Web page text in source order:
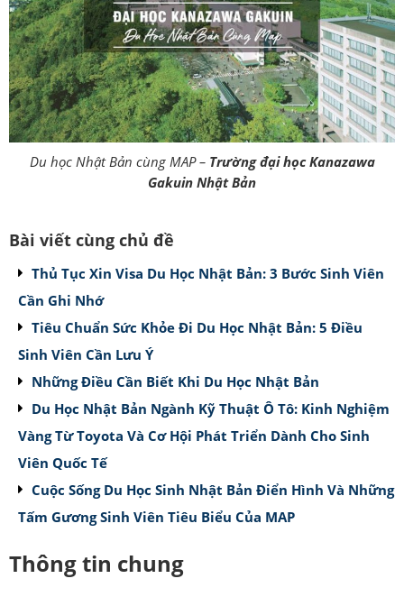
Du học Nhật Bản cùng MAP – Trường đại học Kanazawa
Gakuin Nhật Bản
Bài viết cùng chủ đề
Thủ Tục Xin Visa Du Học Nhật Bản: 3 Bước Sinh Viên
Cần Ghi Nhớ
Tiêu Chuẩn Sức Khỏe Đi Du Học Nhật Bản: 5 Điều
Sinh Viên Cần Lưu Ý
Những Điều Cần Biết Khi Du Học Nhật Bản
Du Học Nhật Bản Ngành Kỹ Thuật Ô Tô: Kinh Nghiệm
Vàng Từ Toyota Và Cơ Hội Phát Triển Dành Cho Sinh
Viên Quốc Tế
Cuộc Sống Du Học Sinh Nhật Bản Điển Hình Và Những
Tấm Gương Sinh Viên Tiêu Biểu Của MAP
Thông tin chung